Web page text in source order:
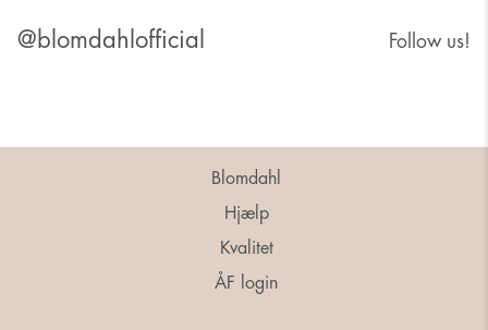
@blomdahlofficial Follow us!
Blomdahl
Hjælp
Kvalitet
ÅF login